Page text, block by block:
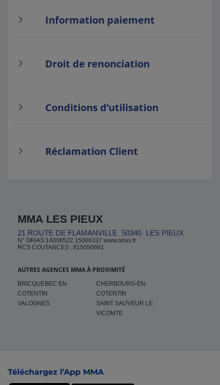
Information paiement
Droit de renonciation
Conditions d’utilisation
Réclamation Client
MMA LES PIEUX
21 ROUTE DE FLAMANVILLE 50340 LES PIEUX
N° ORIAS:14006522 15006337 www.orias.fr
RCS COUTANCES : 815050661
AUTRES AGENCES MMA À PROXIMITÉ
BRICQUEBEC EN
COTENTIN
CHERBOURG-EN-
COTENTIN
VALOGNES
SAINT SAUVEUR LE
VICOMTE
Téléchargez l’App MMA